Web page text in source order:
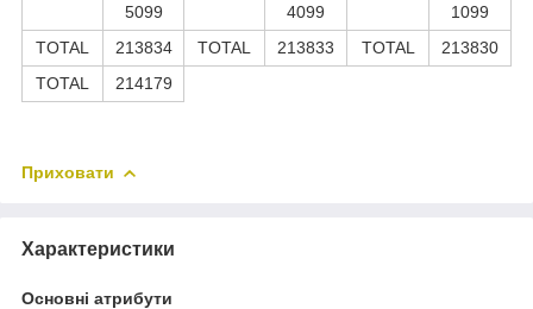
5099
4099
1099
TOTAL
213834 TOTAL 213833 TOTAL
213830
TOTAL
214179
Приховати
Характеристики
Основні атрибути